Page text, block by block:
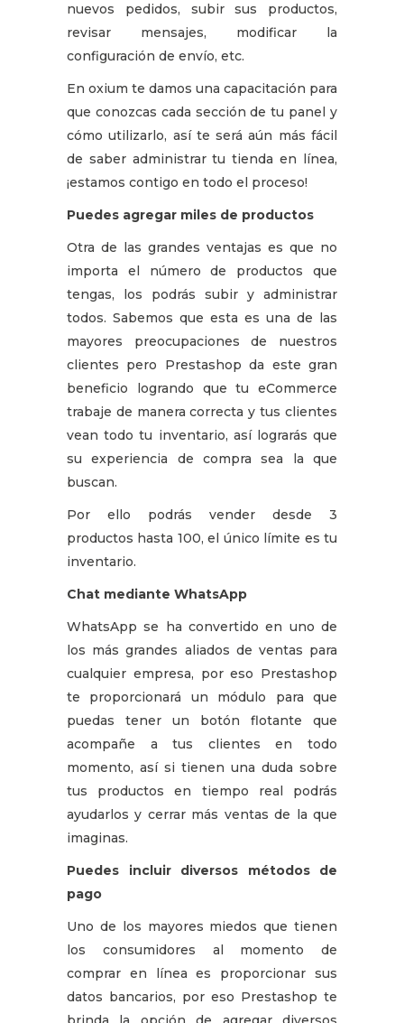
nuevos pedidos, subir sus productos,
revisar mensajes, modificar la
configuración de envío, etc.
En oxium te damos una capacitación para
que conozcas cada sección de tu panel y
cómo utilizarlo, así te será aún más fácil
de saber administrar tu tienda en línea,
¡estamos contigo en todo el proceso!
Puedes agregar miles de productos
Otra de las grandes ventajas es que no
importa el número de productos que
tengas, los podrás subir y administrar
todos. Sabemos que esta es una de las
mayores preocupaciones de nuestros
clientes pero Prestashop da este gran
beneficio logrando que tu eCommerce
trabaje de manera correcta y tus clientes
vean todo tu inventario, así lograrás que
su experiencia de compra sea la que
buscan.
Por ello podrás vender desde 3
productos hasta 100, el único límite es tu
inventario.
Chat mediante WhatsApp
WhatsApp se ha convertido en uno de
los más grandes aliados de ventas para
cualquier empresa, por eso Prestashop
te proporcionará un módulo para que
puedas tener un botón flotante que
acompañe a tus clientes en todo
momento, así si tienen una duda sobre
tus productos en tiempo real podrás
ayudarlos y cerrar más ventas de la que
imaginas.
Puedes incluir diversos métodos de
pago
Uno de los mayores miedos que tienen
los consumidores al momento de
comprar en línea es proporcionar sus
datos bancarios, por eso Prestashop te